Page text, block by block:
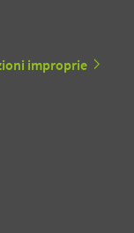
improprie